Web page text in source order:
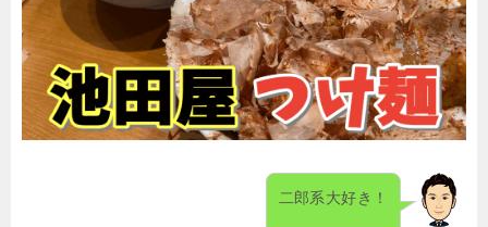
二郎系大好き！